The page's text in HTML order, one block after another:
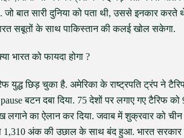
बात सारी दुनिया को पता थी, उससे इनकार करते
सबूतों के साथ पाकिस्तान की कलई खोल सकेगा.
भारत को फायदा होगा ?
युद्ध छिड़ चुका है. अमेरिका के राष्ट्रपति ट्रंप ने
बटन दबा दिया. 75 देशों पर लगाए गए टैरिफ
लगाने का ऐलान कर दिया. जवाब में शुक्रवार को
1,310 अंक की उछाल के साथ बंद हुआ. भारत